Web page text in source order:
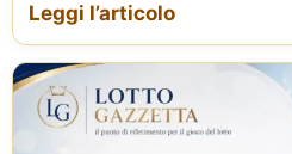
Leggi l’articolo